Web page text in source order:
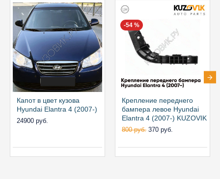
Капот в цвет кузова
Hyundai Elantra 4 (2007-)
24900 руб.
-54 %
Крепление переднего
бампера левое Hyundai
Elantra 4 (2007-) KUZOVIK
800 руб. 370 руб.